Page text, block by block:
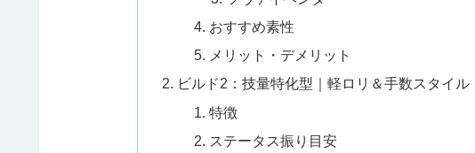
おすすめ素性
メリット・デメリット
ビルド2：技量特化型｜軽ロリ＆手数スタイル
特徴
ステータス振り目安